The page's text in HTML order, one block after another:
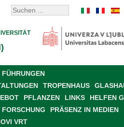
FÜHRUNGEN
TROPENHAUS
PFLANZEN LINKS
HELFEN
PRÄSENZ IN MEDIEN
VRT